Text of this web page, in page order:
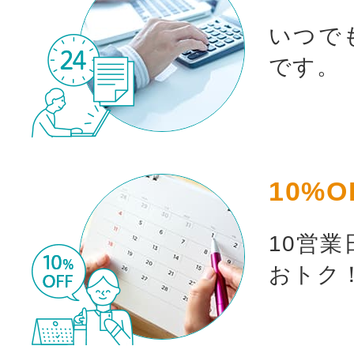
お買い物を続ける カー
いつで
です。
10営業
おトク